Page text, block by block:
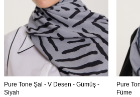
Pure Tone Şal - V Desen - Gümüş -
Siyah
Pure
Füme